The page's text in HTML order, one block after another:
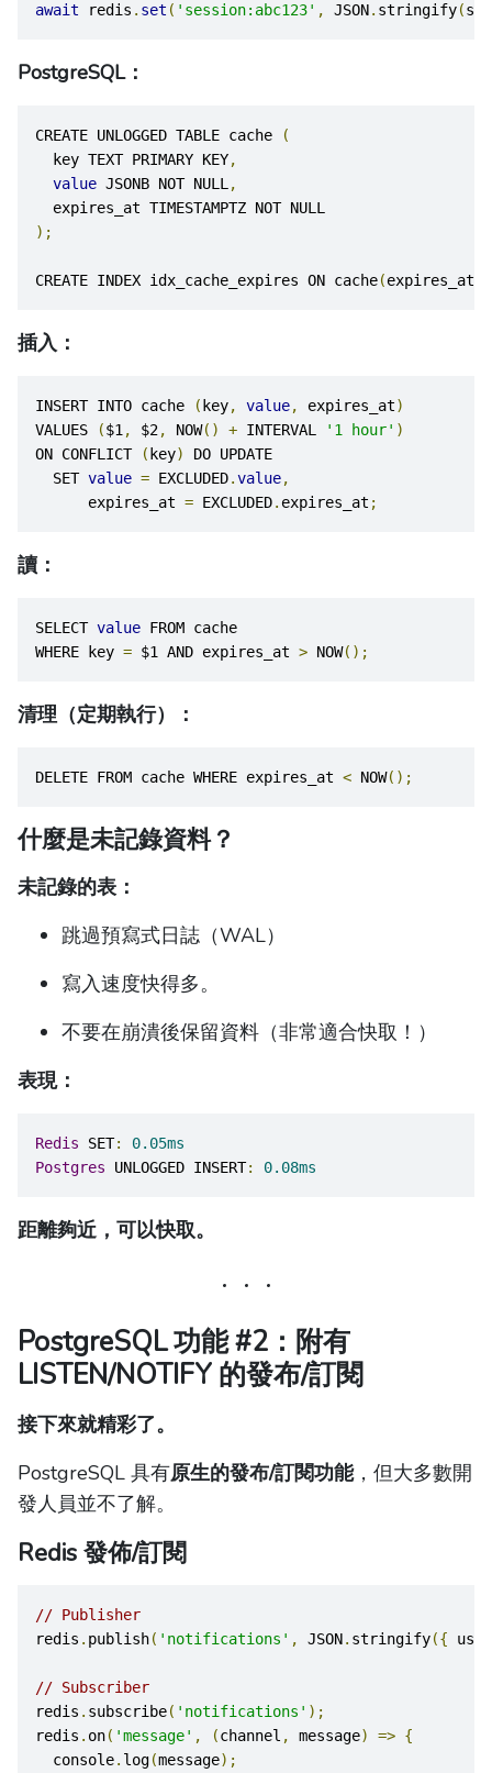
await redis . set ( 'session:abc123' , JSON. stringify(
PostgreSQL：
CREATE UNLOGGED TABLE cache
(
  key TEXT PRIMARY KEY
,
value JSONB NOT NULL ,
  expires_at TIMESTAMPTZ NOT NULL
);
CREATE INDEX idx_cache_expires ON cache(expires_at
插入：
INSERT INTO cache (key, value, expires_at)
VALUES
($1 , $2, NOW() + INTERVAL '1 hour' )
ON CONFLICT
(key)
DO UPDATE
  SET
value = EXCLUDED.value,
      expires_at
= EXCLUDED. expires_at ;
讀：
SELECT value FROM cache
WHERE key = $1 AND expires_at > NOW();
清理（定期執行）：
DELETE FROM cache WHERE expires_at < NOW();
什麼是未記錄資料？
未記錄的表：
跳過預寫式日誌（WAL）
寫入速度快得多。
不要在崩潰後保留資料（非常適合快取！）
表現：
Redis SET:
0.05ms
Postgres UNLOGGED INSERT: 0.08ms
距離夠近，可以快取。
PostgreSQL 功能 #2：附有
LISTEN/NOTIFY 的發布/訂閱
接下來就精彩了。
PostgreSQL 具有原生的發布/訂閱功能，但大多數開
發人員並不了解。
Redis 發佈/訂閱
// Publisher
redis . publish( 'notifications' , JSON. stringify({
// Subscriber
redis . subscribe( 'notifications' );
redis . on( 'message' , (channel , message) => {
  console
. log(message);